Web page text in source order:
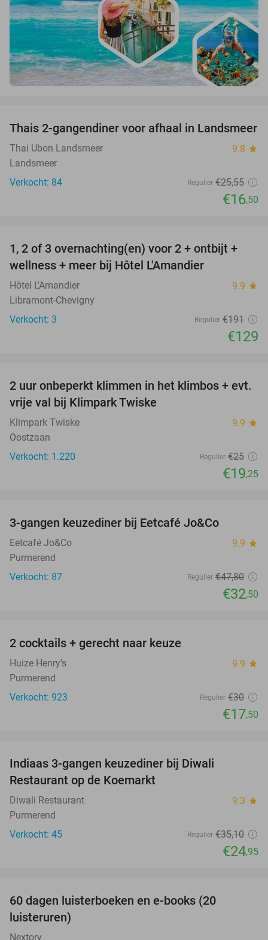
35%
Thais 2-gangendiner voor afhaal in Landsmeer
Thai Ubon Landsmeer 9.8 star
Landsmeer
Verkocht: 84
Regulier €25,55
€16,50
32%
TODAY
1, 2 of 3 overnachting(en) voor 2 + ontbijt +
wellness + meer bij Hôtel L'Amandier
Hôtel L'Amandier 9.9 star
Libramont-Chevigny
Verkocht: 3
Regulier €191
€129
23%
2 uur onbeperkt klimmen in het klimbos + evt.
vrije val bij Klimpark Twiske
Klimpark Twiske 9.9 star
Oostzaan
Verkocht: 1.220
Regulier €25
€19,25
3-gangen keuzediner bij Eetcafé Jo&Co
Eetcafé Jo&Co 9.9 star
Purmerend
Verkocht: 87
Regulier €47,80
€32,50
2 cocktails + gerecht naar keuze
Huize Henry's 9.9 star
Purmerend
Verkocht: 923
Regulier €30
€17,50
Indiaas 3-gangen keuzediner bij Diwali
Restaurant op de Koemarkt
Diwali Restaurant 9.3 star
Purmerend
Verkocht: 45
Regulier €35,10
€24,95
60 dagen luisterboeken en e-books (20
luisteruren)
Nextory